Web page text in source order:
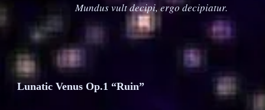
​Mundus vult decipi, ergo decipiatur.
Lunatic Venus Op.1 “Ruin”